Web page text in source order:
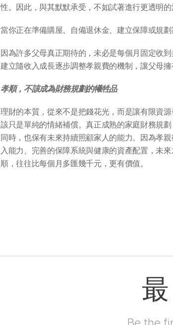
性。因此，與其默默承受，不如試著進行更透明的
當你正在準備購屋、自備退休金、建立保障或規
因為許多父母真正期待的，未必是每個月固定收
建立隨收入成長逐步調整孝親費的機制，讓父母
孝順，不該成為財務規劃的犧牲品
理財的本質，從來不是把錢花光，而是讓有限資
該只是單純的情緒補償。真正成熟的家庭財務規
同時，也保有未來持續照顧家人的能力。因為孝
入能力、完善的保障系統與健康的資產配置，未
順，往往比每個月多匯幾千元，更有價值。